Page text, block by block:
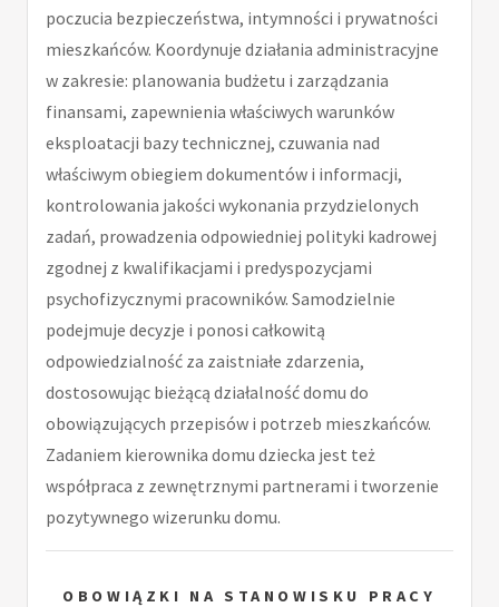
poczucia bezpieczeństwa, intymności i prywatności
mieszkańców. Koordynuje działania administracyjne
w zakresie: planowania budżetu i zarządzania
finansami, zapewnienia właściwych warunków
eksploatacji bazy technicznej, czuwania nad
właściwym obiegiem dokumentów i informacji,
kontrolowania jakości wykonania przydzielonych
zadań, prowadzenia odpowiedniej polityki kadrowej
zgodnej z kwalifikacjami i predyspozycjami
psychofizycznymi pracowników. Samodzielnie
podejmuje decyzje i ponosi całkowitą
odpowiedzialność za zaistniałe zdarzenia,
dostosowując bieżącą działalność domu do
obowiązujących przepisów i potrzeb mieszkańców.
Zadaniem kierownika domu dziecka jest też
współpraca z zewnętrznymi partnerami i tworzenie
pozytywnego wizerunku domu.
OBOWIĄZKI NA STANOWISKU PRACY